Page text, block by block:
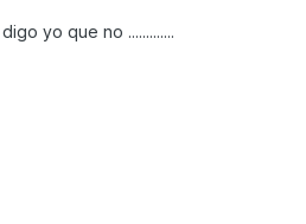
yo que no .............